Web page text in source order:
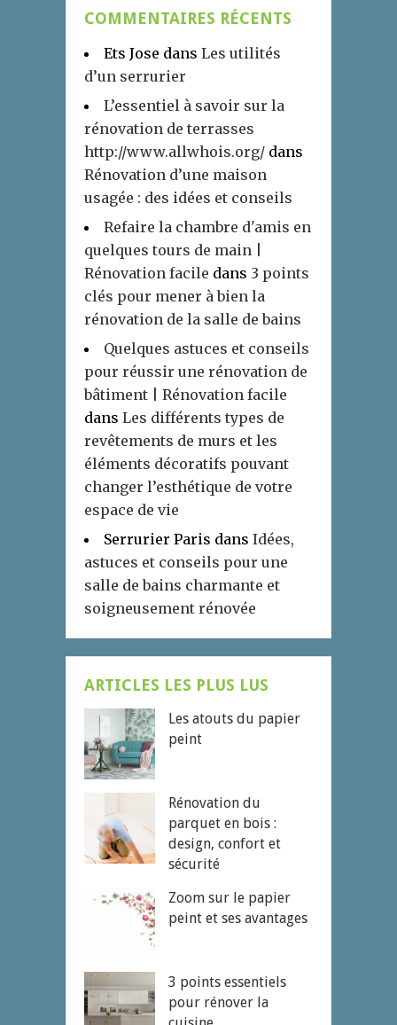
COMMENTAIRES RÉCENTS
Ets Jose dans Les utilités
d’un serrurier
L’essentiel à savoir sur la
rénovation de terrasses
http://www.allwhois.org/ dans
Rénovation d’une maison
usagée : des idées et conseils
Refaire la chambre d'amis en
quelques tours de main |
Rénovation facile dans 3 points
clés pour mener à bien la
rénovation de la salle de bains
Quelques astuces et conseils
pour réussir une rénovation de
bâtiment | Rénovation facile
dans Les différents types de
revêtements de murs et les
éléments décoratifs pouvant
changer l’esthétique de votre
espace de vie
Serrurier Paris dans Idées,
astuces et conseils pour une
salle de bains charmante et
soigneusement rénovée
ARTICLES LES PLUS LUS
Les atouts du papier
peint
Rénovation du
parquet en bois :
design, confort et
sécurité
Zoom sur le papier
peint et ses avantages
3 points essentiels
pour rénover la